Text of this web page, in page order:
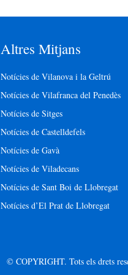
Altres Mitjans
Notícies de Vilanova i la Geltrú
Notícies de Vilafranca del Penedès
Notícies de Sitges
Notícies de Castelldefels
Notícies de Gavà
Notícies de Viladecans
Notícies de Sant Boi de Llobregat
Notícies d’El Prat de Llobregat
© COPYRIGHT. Tots els drets